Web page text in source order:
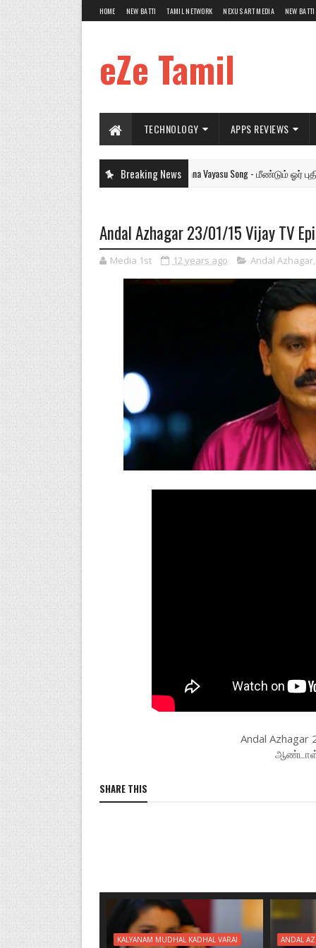
HOME NEW BATTI TAMIL NETWORK NEXUS ART MEDIA NEW
eZe Tamil
TECHNOLOGY APPS REVIEWS
Breaking News
Lyricist, He has Written Lyrics for Kalyaana Vayasu Song - மீண்டும் ஓர்
Andal Azhagar 23/01/15 Vijay
Media 1st 12 years ago Andal Azhagar
Andal Azhagar
ஆண்டாள்
SHARE THIS
KALYANAM MUDHAL KADHAL VARAI ANDAL